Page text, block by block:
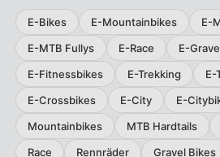
E-Bikes E-Mountainbikes
E-
E-MTB Fullys
E-Race
E-
E-Fitnessbikes
E-Trekking
E-
E-Crossbikes
E-City E-
Mountainbikes
MTB Hardtails
Race
Rennräder Gravel Bikes